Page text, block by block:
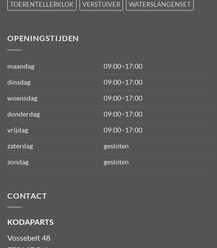
TOERENTELLERKLOK
VERSTUIVER WATERSLANGENSET
OPENINGSTIJDEN
maandag
09:00–17:00
dinsdag
09:00–17:00
woensdag
09:00–17:00
donderdag
09:00–17:00
vrijdag
09:00–17:00
zaterdag
gesloten
zondag
gesloten
CONTACT
KODAPARTS
Vossebelt 48